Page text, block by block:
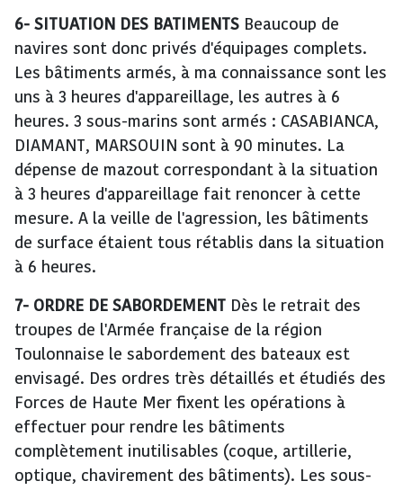
6-SITUATION DES BATIMENTS Beaucoup de
navires sont donc privés d'équipages complets.
Les bâtiments armés, à ma connaissance sont les
uns à 3 heures d'appareillage, les autres à 6
heures. 3 sous-marins sont armés : CASABIANCA,
DIAMANT, MARSOUIN sont à 90 minutes. La
dépense de mazout correspondant à la situation
à 3 heures d'appareillage fait renoncer à cette
mesure. A la veille de l'agression, les bâtiments
de surface étaient tous rétablis dans la situation
à 6 heures.
7- ORDRE DE SABORDEMENT Dès le retrait des
troupes de l'Armée française de la région
Toulonnaise le sabordement des bateaux est
envisagé. Des ordres très détaillés et étudiés des
Forces de Haute Mer fixent les opérations à
effectuer pour rendre les bâtiments
complètement inutilisables (coque, artillerie,
optique, chavirement des bâtiments). Les sous-